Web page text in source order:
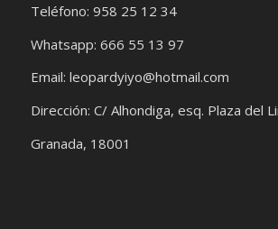
Teléfono: 958 25 12 34
Whatsapp: 666 55 13 97
Email: leopardyiyo@hotmail.com
Dirección: C/ Alhondiga, esq. Plaza del
Granada, 18001